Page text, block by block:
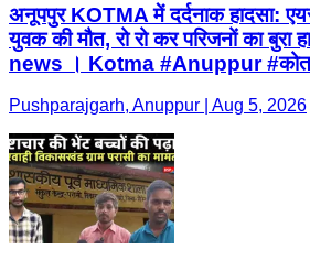
अनूपपुर KOTMA में दर्दनाक हादसा:
युवक की मौत, रो रो कर परिजनों का
news । Kotma #Anuppur
Pushparajgarh, Anuppur | Aug 5, 2026